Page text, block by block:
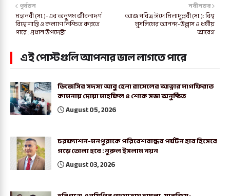
নবীনতর
আজ পবিত্র ঈদে মিলাদুন্নবী (সা.): বিশ্ব
মুসলিমের আনন্দ-উল্লাস ও ধর্মীয়
আবেগ
পূর্বতন
মহানবী (সা.)-এর অনুপম জীবনাদর্শ
বিশ্বে শান্তি ও কল্যাণ নিশ্চিত করতে
পারে : প্রধান উপদেষ্টা
এই পোস্টগুলি আপনার ভাল লাগতে পারে
ডিজেসির সদস্য আবু হেনা রাসেলের আত্নার মাগফিরাত
কামনায় দোয়া মাহফিল ও শোক সভা অনুষ্ঠিত
August 05, 2026
চরফ্যাশন-মনপুরাকে পরিবেশবান্ধব পর্যটন হাব হিসেবে
গড়ে তোলা হবে : নুরুল ইসলাম নয়ন
August 03, 2026